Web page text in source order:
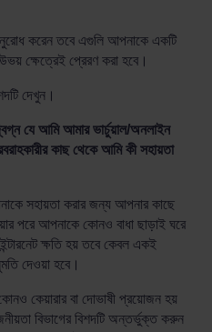
করেন তবে এগুলি আপনাকে একটি
ক্ষেত্রেই প্রেরণ করা হবে।
দেখুন।
যে আমি আমার ভার্চুয়াল/অনলাইন
কাছ থেকে আমি কী সহায়তা
সহায়তা করার জন্য আপনার কাছে
পরে আপনাকে কোনও বাধা ছাড়াই ঘরে
ক্ষতি হয় তবে কেবল একই
দেওয়া হবে।
কেয়ারার বা দোভাষী প্রয়োজন হয়
বিভাগের বিশদটি অন্তর্ভুক্ত করুন